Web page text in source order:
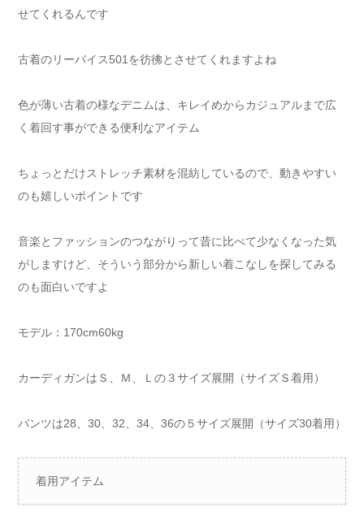
せてくれるんです
古着のリーバイス501を彷彿とさせてくれますよね
色が薄い古着の様なデニムは、キレイめからカジュアルまで広
く着回す事ができる便利なアイテム
ちょっとだけストレッチ素材を混紡しているので、動きやすい
のも嬉しいポイントです
音楽とファッションのつながりって昔に比べて少なくなった気
がしますけど、そういう部分から新しい着こなしを探してみる
のも面白いですよ
モデル：170cm60kg
カーディガンはＳ、Ｍ、Ｌの３サイズ展開（サイズＳ着用）
パンツは28、30、32、34、36の５サイズ展開（サイズ30着用）
着用アイテム